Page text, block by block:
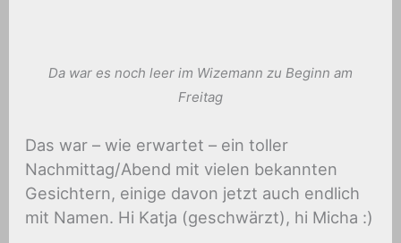
Da war es noch leer im Wizemann zu Beginn am
Freitag
Das war – wie erwartet – ein toller
Nachmittag/Abend mit vielen bekannten
Gesichtern, einige davon jetzt auch endlich
mit Namen. Hi Katja (geschwärzt), hi Micha :)